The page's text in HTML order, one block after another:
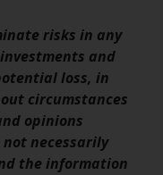
des
es kann
oder
Anlage
sind Sie
risks in any
and
loss, in
circumstances
opinions
necessarily
the information